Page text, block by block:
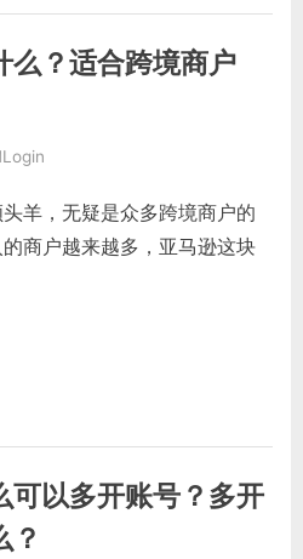
么？适合跨境商户
羊，无疑是众多跨境商户的
商户越来越多，亚马逊这块
可以多开账号？多开
？